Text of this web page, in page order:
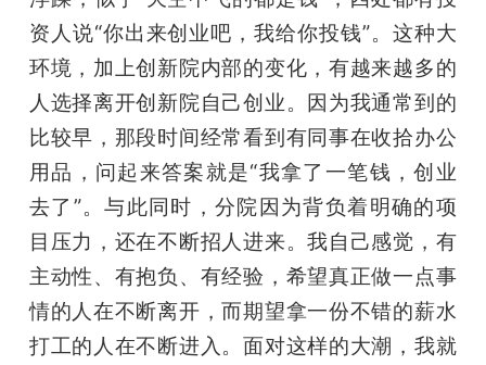
资人说“你出来创业吧，我给你投钱”。这种大
环境，加上创新院内部的变化，有越来越多的
人选择离开创新院自己创业。因为我通常到的
比较早，那段时间经常看到有同事在收拾办公
用品，问起来答案就是“我拿了一笔钱，创业
去了”。与此同时，分院因为背负着明确的项
目压力，还在不断招人进来。我自己感觉，有
主动性、有抱负、有经验，希望真正做一点事
情的人在不断离开，而期望拿一份不错的薪水
打工的人在不断进入。面对这样的大潮，我就